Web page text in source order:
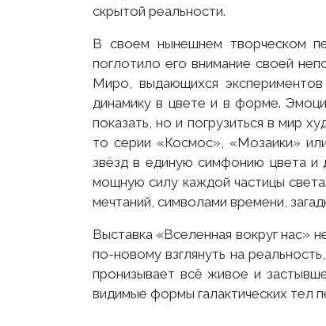
скрытой реальности.
В своем нынешнем творческом
поглотило его внимание своей
Миро, выдающихся
динамику в цвете и в форме.
показать, но и погрузиться в мир
то серии «Космос», «Мозаики»
звёзд в единую симфонию цвета и
мощную силу каждой частицы
мечтаний, символами времени,
Выставка «Вселенная вокруг нас»
по-новому взглянуть на
пронизывает всё живое и
видимые формы галактических тел